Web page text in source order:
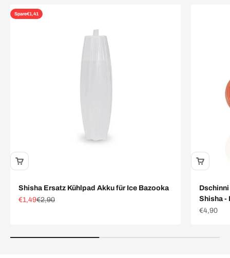
Spare€1,41
Shisha Ersatz Kühlpad Akku für Ice Bazooka
Angebot
€1,49Regulärer Preis
€2,90
Shisha -
Angebot
€4,90